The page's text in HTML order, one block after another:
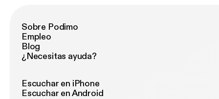
Sobre Podimo
Empleo
Blog
¿Necesitas ayuda?
Escuchar en iPhone
Escuchar en Android